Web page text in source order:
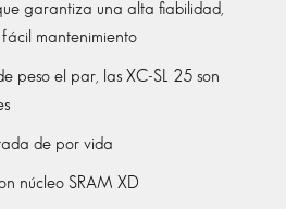
garantiza una alta fiabilidad,
mantenimiento
peso el par, las XC-SL 25 son
de por vida
núcleo SRAM XD